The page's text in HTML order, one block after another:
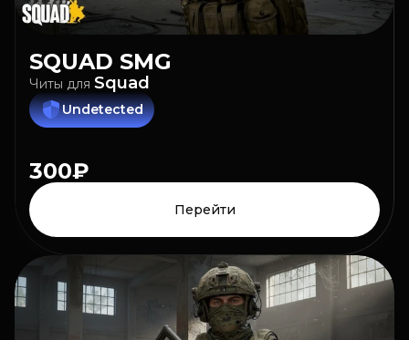
SQUAD SMG
Читы для Squad
Undetected
300₽
Перейти